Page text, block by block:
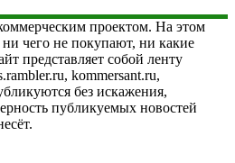
проектом. На этом
чего не покупают, ни какие
представляет собой ленту
kommersant.ru,
без искажения,
публикуемых новостей